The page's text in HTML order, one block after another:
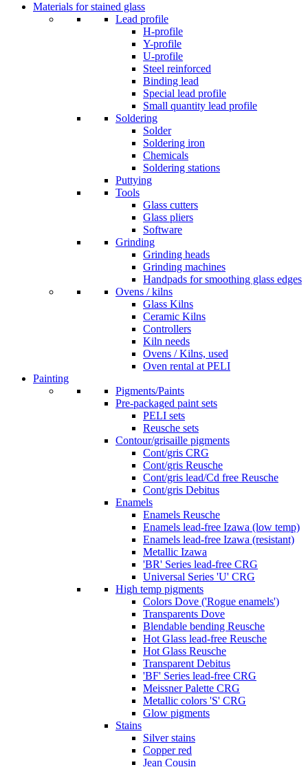
Materials for stained glass
Lead profile
H-profile
Y-profile
U-profile
Steel reinforced
Binding lead
Special lead profile
Small quantity lead profile
Soldering
Solder
Soldering iron
Chemicals
Soldering stations
Puttying
Tools
Glass cutters
Glass pliers
Software
Grinding
Grinding heads
Grinding machines
Handpads for smoothing glass edges
Ovens / kilns
Glass Kilns
Ceramic Kilns
Controllers
Kiln needs
Ovens / Kilns, used
Oven rental at PELI
Painting
Pigments/Paints
Pre-packaged paint sets
PELI sets
Reusche sets
Contour/grisaille pigments
Cont/gris CRG
Cont/gris Reusche
Cont/gris lead/Cd free Reusche
Cont/gris Debitus
Enamels
Enamels Reusche
Enamels lead-free Izawa (low temp)
Enamels lead-free Izawa (resistant)
Metallic Izawa
'BR' Series lead-free CRG
Universal Series 'U' CRG
High temp pigments
Colors Dove ('Rogue enamels')
Transparents Dove
Blendable bending Reusche
Hot Glass lead-free Reusche
Hot Glass Reusche
Transparent Debitus
'BF' Series lead-free CRG
Meissner Palette CRG
Metallic colors 'S' CRG
Glow pigments
Stains
Silver stains
Copper red
Jean Cousin